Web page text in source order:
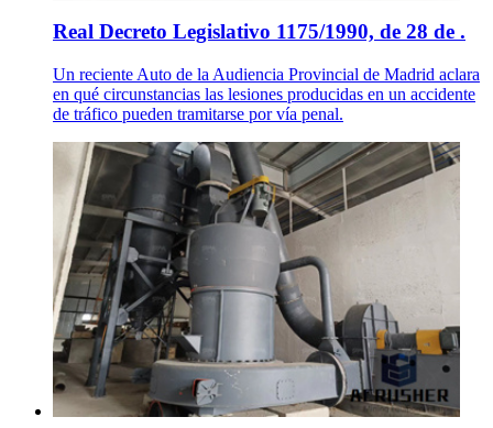
Real Decreto Legislativo 1175/1990, de 28 de .
Un reciente Auto de la Audiencia Provincial de Madrid aclara
en qué circunstancias las lesiones producidas en un accidente
de tráfico pueden tramitarse por vía penal.